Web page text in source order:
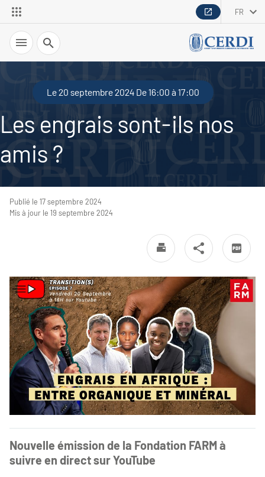
FR
Recherche
Le 20 septembre 2024 De 16:00 à 17:00
Les engrais sont-ils nos
amis ?
Publié le 17 septembre 2024
Mis à jour le 19 septembre 2024
Nouvelle émission de la Fondation FARM à
suivre en direct sur YouTube